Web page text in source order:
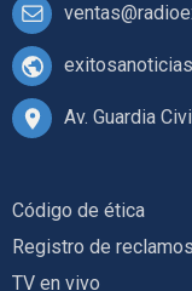
Av. Guardia
Código de ética
Registro de reclamos
TV en vivo